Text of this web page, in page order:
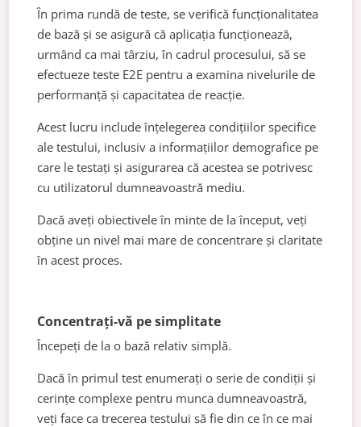
În prima rundă de teste, se verifică funcționalitatea
de bază și se asigură că aplicația funcționează,
urmând ca mai târziu, în cadrul procesului, să se
efectueze teste E2E pentru a examina nivelurile de
performanță și capacitatea de reacție.
Acest lucru include înțelegerea condițiilor specifice
ale testului, inclusiv a informațiilor demografice pe
care le testați și asigurarea că acestea se potrivesc
cu utilizatorul dumneavoastră mediu.
Dacă aveți obiectivele în minte de la început, veți
obține un nivel mai mare de concentrare și claritate
în acest proces.
Concentrați-vă pe simplitate
Începeți de la o bază relativ simplă.
Dacă în primul test enumerați o serie de condiții și
cerințe complexe pentru munca dumneavoastră,
veți face ca trecerea testului să fie din ce în ce mai